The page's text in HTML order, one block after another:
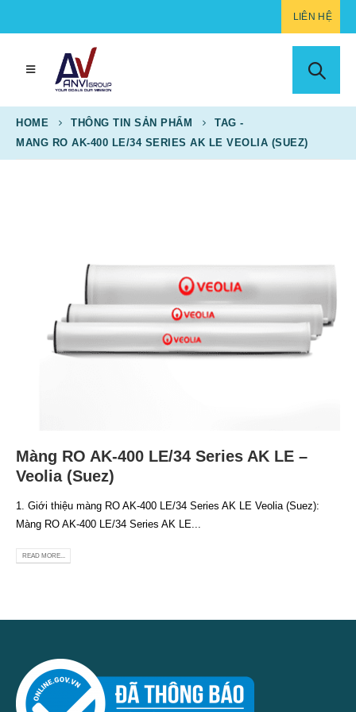
LIÊN HỆ
HOME THÔNG TIN SẢN PHẨM
TAG -
MANG RO AK-400 LE/34 SERIES AK LE VEOLIA (SUEZ)
Màng RO AK-400 LE/34 Series AK LE –
Veolia (Suez)
1. Giới thiệu màng RO AK-400 LE/34 Series AK LE Veolia (Suez):
Màng RO AK-400 LE/34 Series AK LE...
READ MORE...